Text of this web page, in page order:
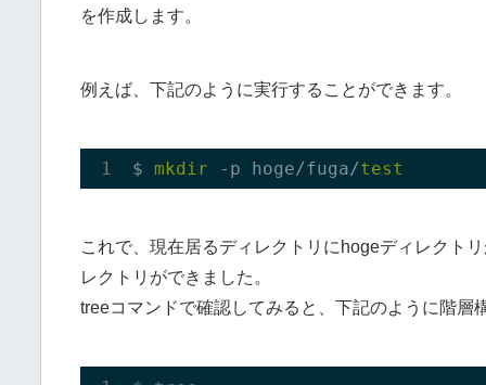
を作成します。
例えば、下記のように実行することができます。
$ mkdir -p hoge/fuga/test
これで、現在居るディレクトリにhogeディレクト
レクトリができました。
treeコマンドで確認してみると、下記のように階層